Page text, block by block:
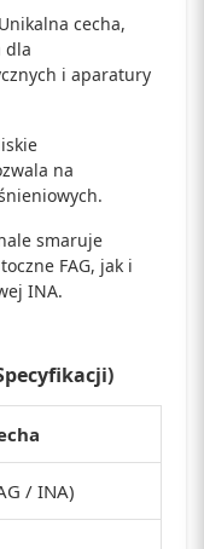
Unikalna cecha,
dla
i aparatury
na
smaruje
FAG, jak i
INA.
/ INA)